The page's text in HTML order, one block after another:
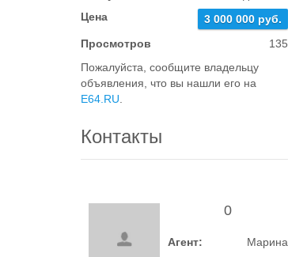
Цена
3 000 000 руб.
Просмотров
135
Пожалуйста, сообщите владельцу
объявления, что вы нашли его на
E64.RU
Контакты
0
Агент:
Марина